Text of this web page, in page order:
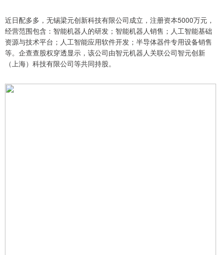
近日配多多，无锡梁元创新科技有限公司成立，注册资本5000万元，
经营范围包含：智能机器人的研发；智能机器人销售；人工智能基础
资源与技术平台；人工智能应用软件开发；半导体器件专用设备销售
等。企查查股权穿透显示，该公司由智元机器人关联公司智元创新
（上海）科技有限公司等共同持股。